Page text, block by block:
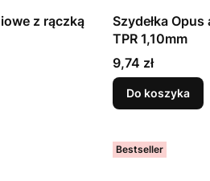
z rączką
Szydełka
TPR 1,10mm
Cena
9,74 zł
Do koszyka
Bestseller